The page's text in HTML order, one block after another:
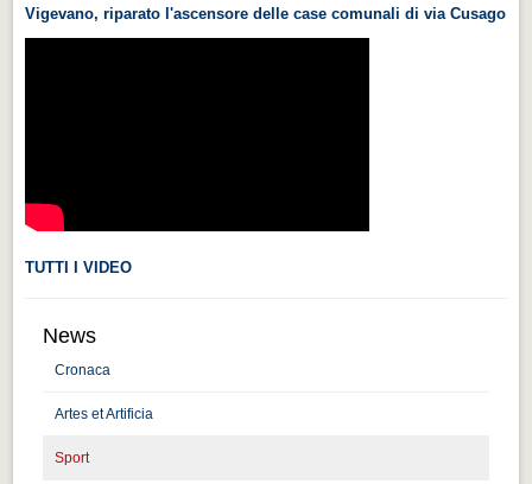
Videonews
CHI SIAMO
CITTÀ
Guida turistica rapida
Guida turistica rapida
Musica e teatro
Musica e teatro
Vigevano, riparato l'ascensore delle case comunali di via Cusago
TUTTI I VIDEO
News
Cronaca
Artes et Artificia
Sport